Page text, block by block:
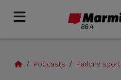
Podcasts Parlons sport